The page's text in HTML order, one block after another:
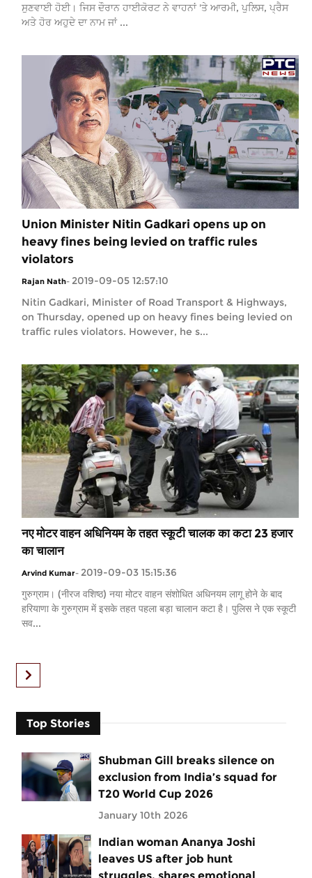
ਸੁਣਵਾਈ ਹੋਈ। ਜਿਸ ਦੌਰਾਨ ਹਾਈਕੋਰਟ ਨੇ ਵਾਹਨਾਂ 'ਤੇ ਆਰਮੀ, ਪੁਲਿਸ, ਪ੍ਰੈਸ
ਅਤੇ ਹੋਰ ਅਹੁਦੇ ਦਾ ਨਾਮ ਜਾਂ ...
Union Minister Nitin Gadkari opens up on
heavy fines being levied on traffic rules
violators
Rajan Nath- 2019-09-05 12:57:10
Nitin Gadkari, Minister of Road Transport & Highways,
on Thursday, opened up on heavy fines being levied on
traffic rules violators. However, he s...
नए मोटर वाहन अधिनियम के तहत स्कूटी चालक का कटा 23 हजार
का चालान
Arvind Kumar- 2019-09-03 15:15:36
गुरुग्राम। (नीरज वशिष्ठ) नया मोटर वाहन संशोधित अधिनयम लागू होने के बाद
हरियाणा के गुरुग्राम में इसके तहत पहला बड़ा चालान कटा है। पुलिस ने एक स्कूटी
सव...
Top Stories
Shubman Gill breaks silence on
exclusion from India’s squad for
T20 World Cup 2026
January 10th 2026
Indian woman Ananya Joshi
leaves US after job hunt
struggles, shares emotional